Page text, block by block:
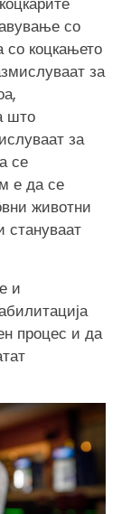
со
со коцкањето
за
што
за
се
е да се
животни
стануваат
и
процес и да